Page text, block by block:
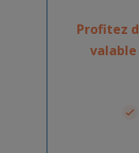
Profitez
valable